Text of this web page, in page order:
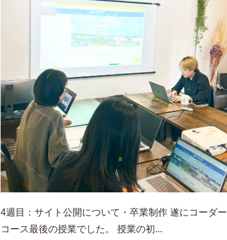
4週目：サイト公開について・卒業制作 遂にコーダー
コース最後の授業でした。 授業の初...